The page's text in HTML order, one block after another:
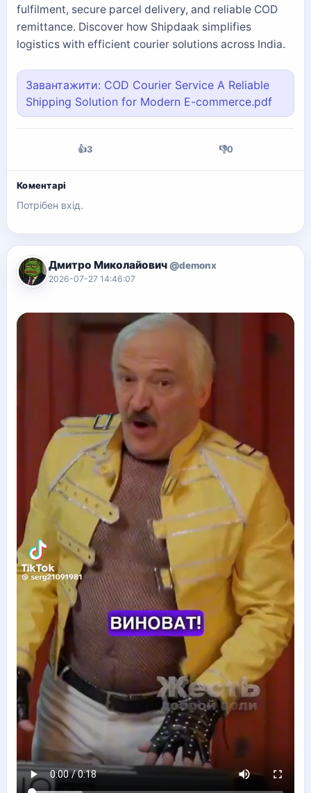
fulfilment, secure parcel delivery, and reliable COD
remittance. Discover how Shipdaak simplifies
logistics with efficient courier solutions across India.
Завантажити: COD Courier Service A Reliable
Shipping Solution for Modern E-commerce.pdf
👍3 👎0
Коментарі
Потрібен вхід.
Дмитро Миколайович @demonx
2026-07-27 14:46:07